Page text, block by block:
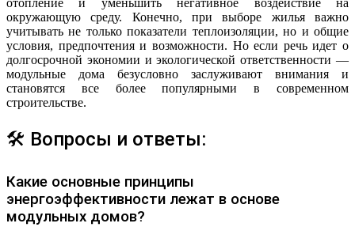
окружающую среду. Конечно, при выборе жилья важно
учитывать не только показатели теплоизоляции, но и общие
условия, предпочтения и возможности. Но если речь идет о
долгосрочной экономии и экологической ответственности —
модульные дома безусловно заслуживают внимания и
становятся все более популярными в современном
строительстве.
🛠 Вопросы и ответы:
Какие основные принципы
энергоэффективности лежат в основе
модульных домов?